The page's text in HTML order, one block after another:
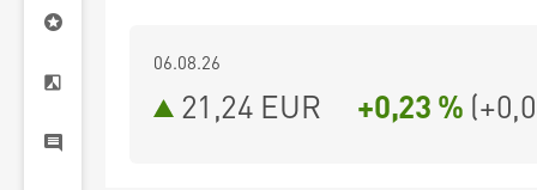
06.08.26
21,24 EUR +0,23 % (